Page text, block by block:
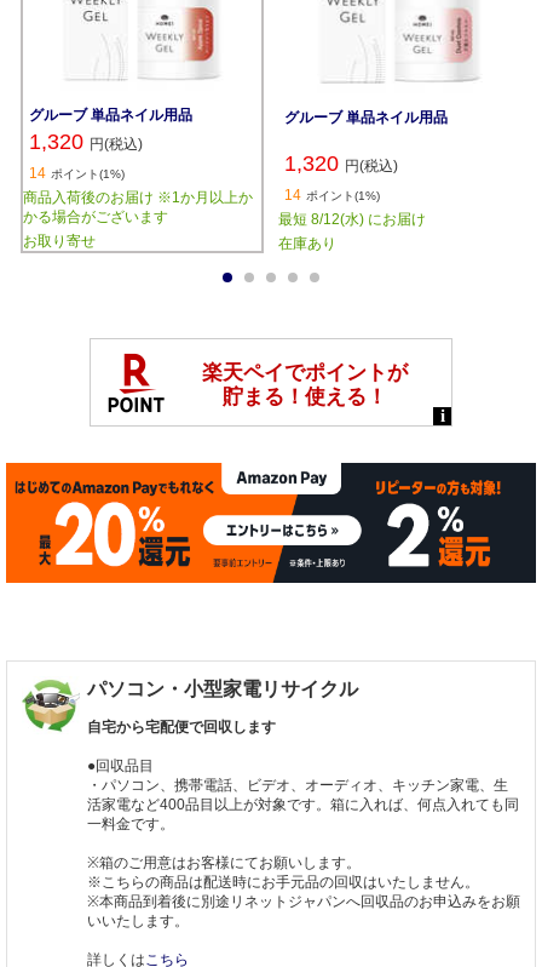
グルーブ 単品ネイル用品
1,320 円(税込)
14 ポイント(1%)
商品入荷後のお届け ※1か月以上か
かる場合がございます
お取り寄せ
グルーブ 単品ネイル用品
1,320 円(税込)
14 ポイント(1%)
最短 8/12(水) にお届け
在庫あり
パソコン・小型家電リサイクル
自宅から宅配便で回収します
●回収品目
・パソコン、携帯電話、ビデオ、オーディオ、キッチン家電、生
活家電など400品目以上が対象です。箱に入れば、何点入れても同
一料金です。
※箱のご用意はお客様にてお願いします。
※こちらの商品は配送時にお手元品の回収はいたしません。
※本商品到着後に別途リネットジャパンへ回収品のお申込みをお願
いいたします。
詳しくは こちら